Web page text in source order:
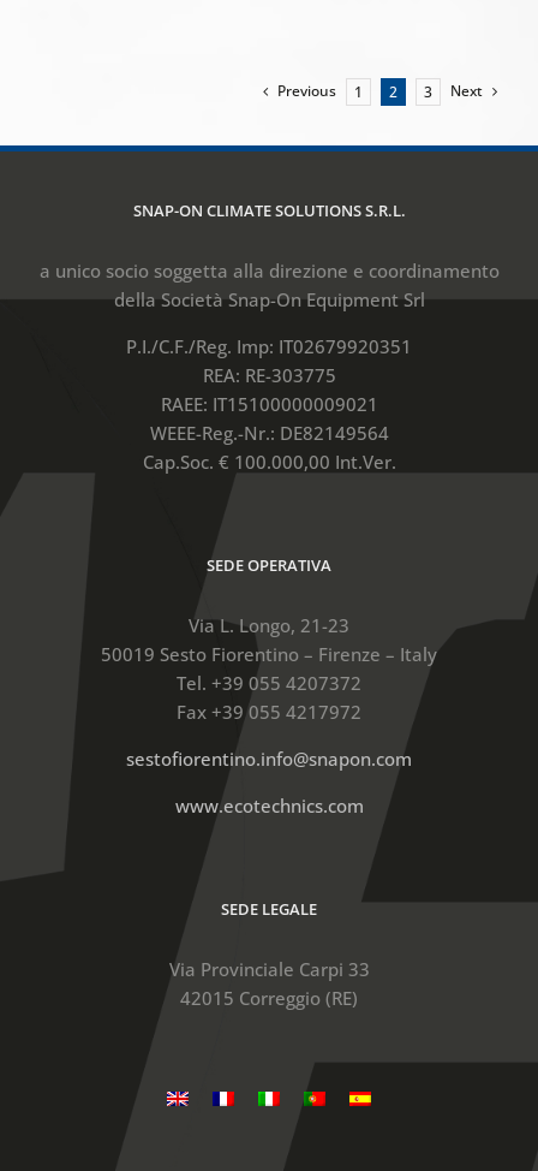
5.06.2025
Previous 1 2 3 Next
SNAP-ON CLIMATE SOLUTIONS S.R.L.
a unico socio soggetta alla direzione e coordinamento
della Società Snap-On Equipment Srl
P.I./C.F./Reg. Imp: IT02679920351
REA: RE-303775
RAEE: IT15100000009021
WEEE-Reg.-Nr.: DE82149564
Cap.Soc. € 100.000,00 Int.Ver.
SEDE OPERATIVA
Via L. Longo, 21-23
50019 Sesto Fiorentino – Firenze – Italy
Tel. +39 055 4207372
Fax +39 055 4217972
sestofiorentino.info@snapon.com
www.ecotechnics.com
SEDE LEGALE
Via Provinciale Carpi 33
42015 Correggio (RE)